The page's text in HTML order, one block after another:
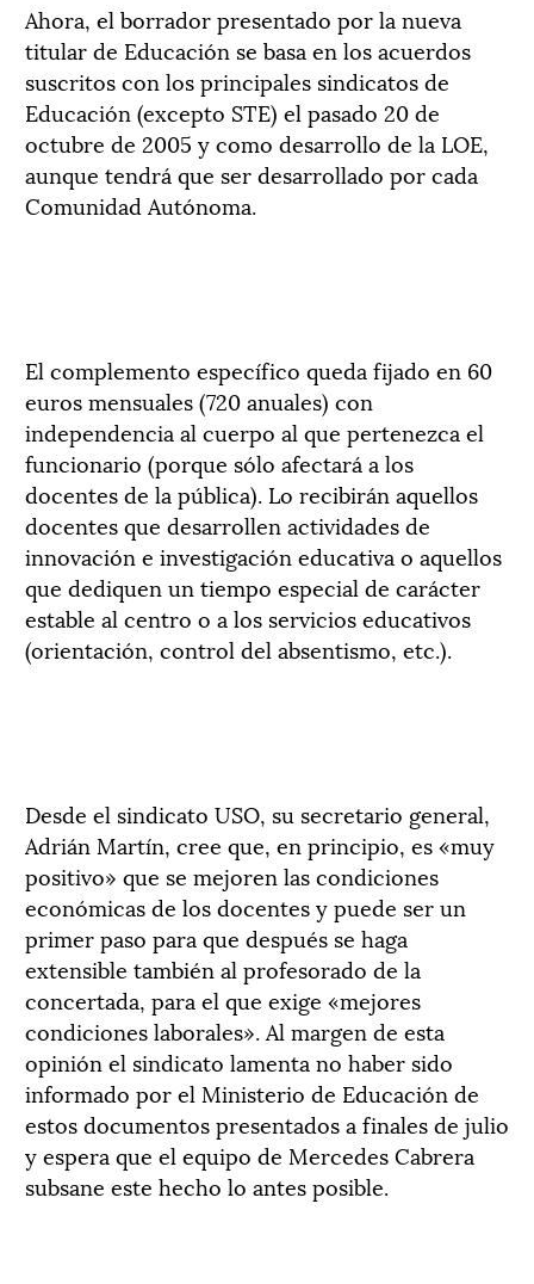
Ahora, el borrador presentado por la nueva
titular de Educación se basa en los acuerdos
suscritos con los principales sindicatos de
Educación (excepto STE) el pasado 20 de
octubre de 2005 y como desarrollo de la LOE,
aunque tendrá que ser desarrollado por cada
Comunidad Autónoma.
El complemento específico queda fijado en 60
euros mensuales (720 anuales) con
independencia al cuerpo al que pertenezca el
funcionario (porque sólo afectará a los
docentes de la pública). Lo recibirán aquellos
docentes que desarrollen actividades de
innovación e investigación educativa o aquellos
que dediquen un tiempo especial de carácter
estable al centro o a los servicios educativos
(orientación, control del absentismo, etc.).
Desde el sindicato USO, su secretario general,
Adrián Martín, cree que, en principio, es «muy
positivo» que se mejoren las condiciones
económicas de los docentes y puede ser un
primer paso para que después se haga
extensible también al profesorado de la
concertada, para el que exige «mejores
condiciones laborales». Al margen de esta
opinión el sindicato lamenta no haber sido
informado por el Ministerio de Educación de
estos documentos presentados a finales de julio
y espera que el equipo de Mercedes Cabrera
subsane este hecho lo antes posible.